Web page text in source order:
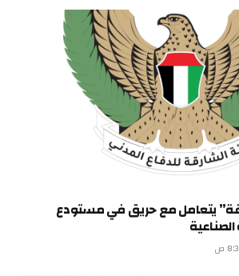
يتعامل مع حريق في مستودع